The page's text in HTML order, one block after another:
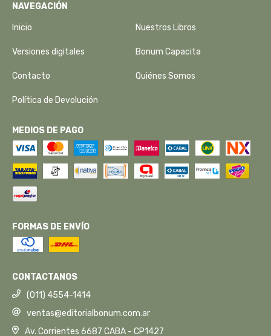
NAVEGACIÓN
Inicio Nuestros Libros
Versiones digitales Bonum Capacita
Contacto Quiénes Somos
Política de Devolución
MEDIOS DE PAGO
FORMAS DE ENVÍO
CONTACTANOS
(011) 4554-1414
ventas@editorialbonum.com.ar
Av. Corrientes 6687 CABA - CP1427